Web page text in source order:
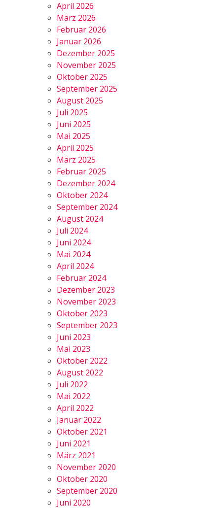
April 2026
März 2026
Februar 2026
Januar 2026
Dezember 2025
November 2025
Oktober 2025
September 2025
August 2025
Juli 2025
Juni 2025
Mai 2025
April 2025
März 2025
Februar 2025
Dezember 2024
Oktober 2024
September 2024
August 2024
Juli 2024
Juni 2024
Mai 2024
April 2024
Februar 2024
Dezember 2023
November 2023
Oktober 2023
September 2023
Juni 2023
Mai 2023
Oktober 2022
August 2022
Juli 2022
Mai 2022
April 2022
Januar 2022
Oktober 2021
Juni 2021
März 2021
November 2020
Oktober 2020
September 2020
Juni 2020